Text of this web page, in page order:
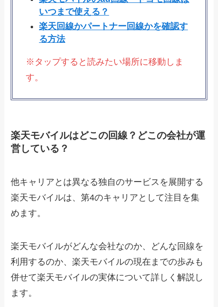
いつまで使える？
楽天回線かパートナー回線かを確認す
る方法
※タップすると読みたい場所に移動しま
す。
楽天モバイルはどこの回線？どこの会社が運
営している？
他キャリアとは異なる独自のサービスを展開する
楽天モバイルは、第4のキャリアとして注目を集
めます。
楽天モバイルがどんな会社なのか、どんな回線を
利用するのか、楽天モバイルの現在までの歩みも
併せて楽天モバイルの実体について詳しく解説し
ます。